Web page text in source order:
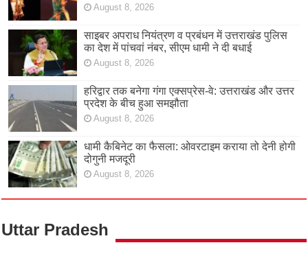
August 8, 2026
साइबर अपराध नियंत्रण व प्रबंधन में उत्तराखंड पुलिस
का देश में पांचवां नंबर, सीएम धामी ने दी बधाई
August 8, 2026
हरिद्वार तक बनेगा गंगा एक्सप्रेस-वे: उत्तराखंड और उत्तर
प्रदेश के बीच हुआ समझौता
August 8, 2026
धामी कैबिनेट का फैसला: ओवरटाइम कराया तो देनी होगी
दोगुनी मजदूरी
August 8, 2026
Uttar Pradesh